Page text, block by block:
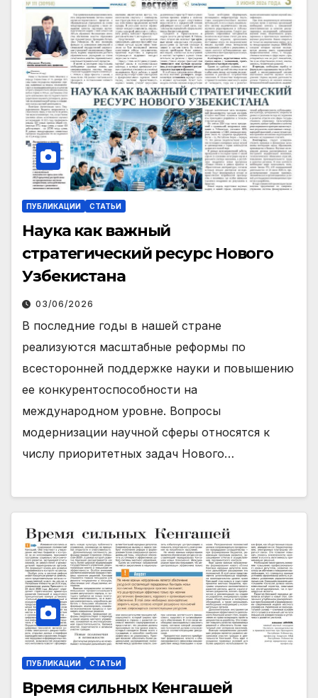
ПУБЛИКАЦИИ СТАТЬИ
Наука как важный
стратегический ресурс Нового
Узбекистана
03/06/2026
В последние годы в нашей стране
реализуются масштабные реформы по
всесторонней поддержке науки и повышению
ее конкурентоспособности на
международном уровне. Вопросы
модернизации научной сферы относятся к
числу приоритетных задач Нового…
ПУБЛИКАЦИИ СТАТЬИ
Время сильных Кенгашей